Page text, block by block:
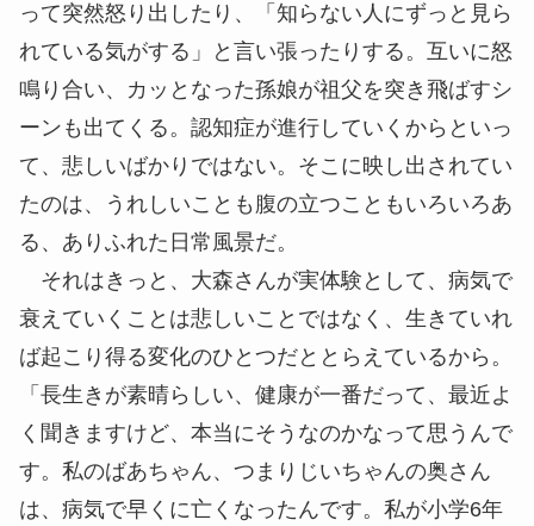
って突然怒り出したり、「知らない人にずっと見ら
れている気がする」と言い張ったりする。互いに怒
鳴り合い、カッとなった孫娘が祖父を突き飛ばすシ
ーンも出てくる。認知症が進行していくからといっ
て、悲しいばかりではない。そこに映し出されてい
たのは、うれしいことも腹の立つこともいろいろあ
る、ありふれた日常風景だ。
それはきっと、大森さんが実体験として、病気で
衰えていくことは悲しいことではなく、生きていれ
ば起こり得る変化のひとつだととらえているから。
「長生きが素晴らしい、健康が一番だって、最近よ
く聞きますけど、本当にそうなのかなって思うんで
す。私のばあちゃん、つまりじいちゃんの奥さん
は、病気で早くに亡くなったんです。私が小学6年